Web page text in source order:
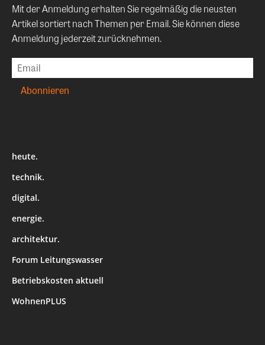
Mit der Anmeldung erhalten Sie regelmäßig die neusten
Artikel sortiert nach Themen per Email. Sie können diese
Anmeldung jederzeit zurücknehmen.
heute.
technik.
digital.
energie.
architektur.
Forum Leitungswasser
Betriebskosten aktuell
WohnenPLUS